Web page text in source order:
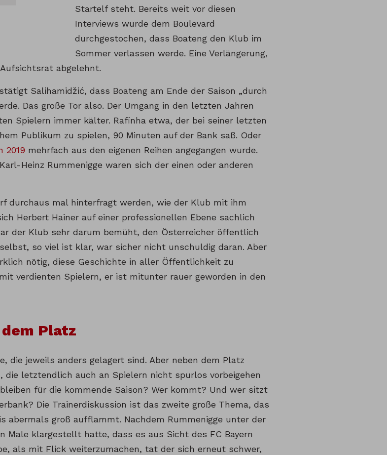
Startelf steht. Bereits weit vor diesen
Interviews wurde dem Boulevard
durchgestochen, dass Boateng den Klub im
Sommer verlassen werde. Eine Verlängerung,
abgelehnt.
Salihamidžić, dass Boateng am Ende der Saison „durch
Das große Tor also. Der Umgang in den letzten Jahren
Spielern immer kälter. Rafinha etwa, der bei seiner letzten
Publikum zu spielen, 90 Minuten auf der Bank saß. Oder
2019 mehrfach aus den eigenen Reihen angegangen wurde.
Heinz Rummenigge waren sich der einen oder anderen
durchaus mal hinterfragt werden, wie der Klub mit ihm
Herbert Hainer auf einer professionellen Ebene sachlich
der Klub sehr darum bemüht, den Österreicher öffentlich
so viel ist klar, war sicher nicht unschuldig daran. Aber
nötig, diese Geschichte in aller Öffentlichkeit zu
verdienten Spielern, er ist mitunter rauer geworden in den
Platz
die jeweils anders gelagert sind. Aber neben dem Platz
die letztendlich auch an Spielern nicht spurlos vorbeigehen
für die kommende Saison? Wer kommt? Und wer sitzt
Die Trainerdiskussion ist das zweite große Thema, das
abermals groß aufflammt. Nachdem Rummenigge unter der
Male klargestellt hatte, dass es aus Sicht des FC Bayern
als mit Flick weiterzumachen, tat der sich erneut schwer,